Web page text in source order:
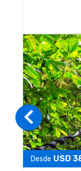
Desde USD